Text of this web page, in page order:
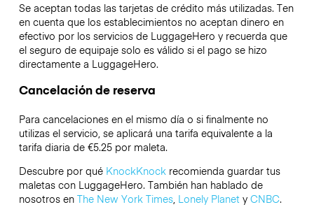
Se aceptan todas las tarjetas de crédito más utilizadas. Ten
en cuenta que los establecimientos no aceptan dinero en
efectivo por los servicios de LuggageHero y recuerda que
el seguro de equipaje solo es válido si el pago se hizo
directamente a LuggageHero.
Cancelación de reserva
Para cancelaciones en el mismo día o si finalmente no
utilizas el servicio, se aplicará una tarifa equivalente a la
tarifa diaria de €5.25 por maleta.
Descubre por qué KnockKnockrecomienda guardar tus
maletas con LuggageHero. También han hablado de
nosotros en The New York Times, Lonely Planety CNBC.